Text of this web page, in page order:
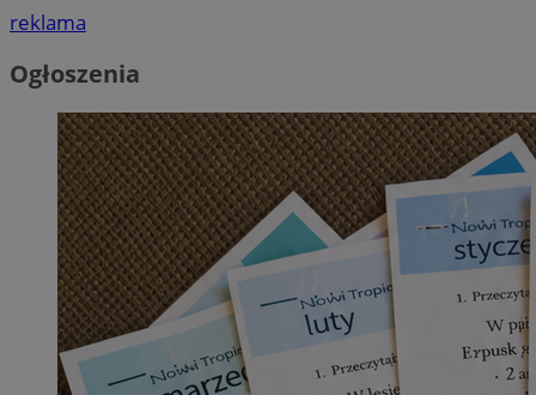
reklama
Ogłoszenia